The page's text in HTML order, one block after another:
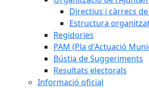
Directius i càrrecs
Estructura
Regidories
PAM (Pla d'Actuació
Bústia de Suggeriments
Resultats electorals
Informació oficial